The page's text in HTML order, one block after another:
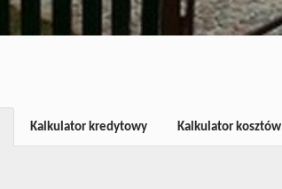
Kalkulator kredytowy Kalkulator kosztów